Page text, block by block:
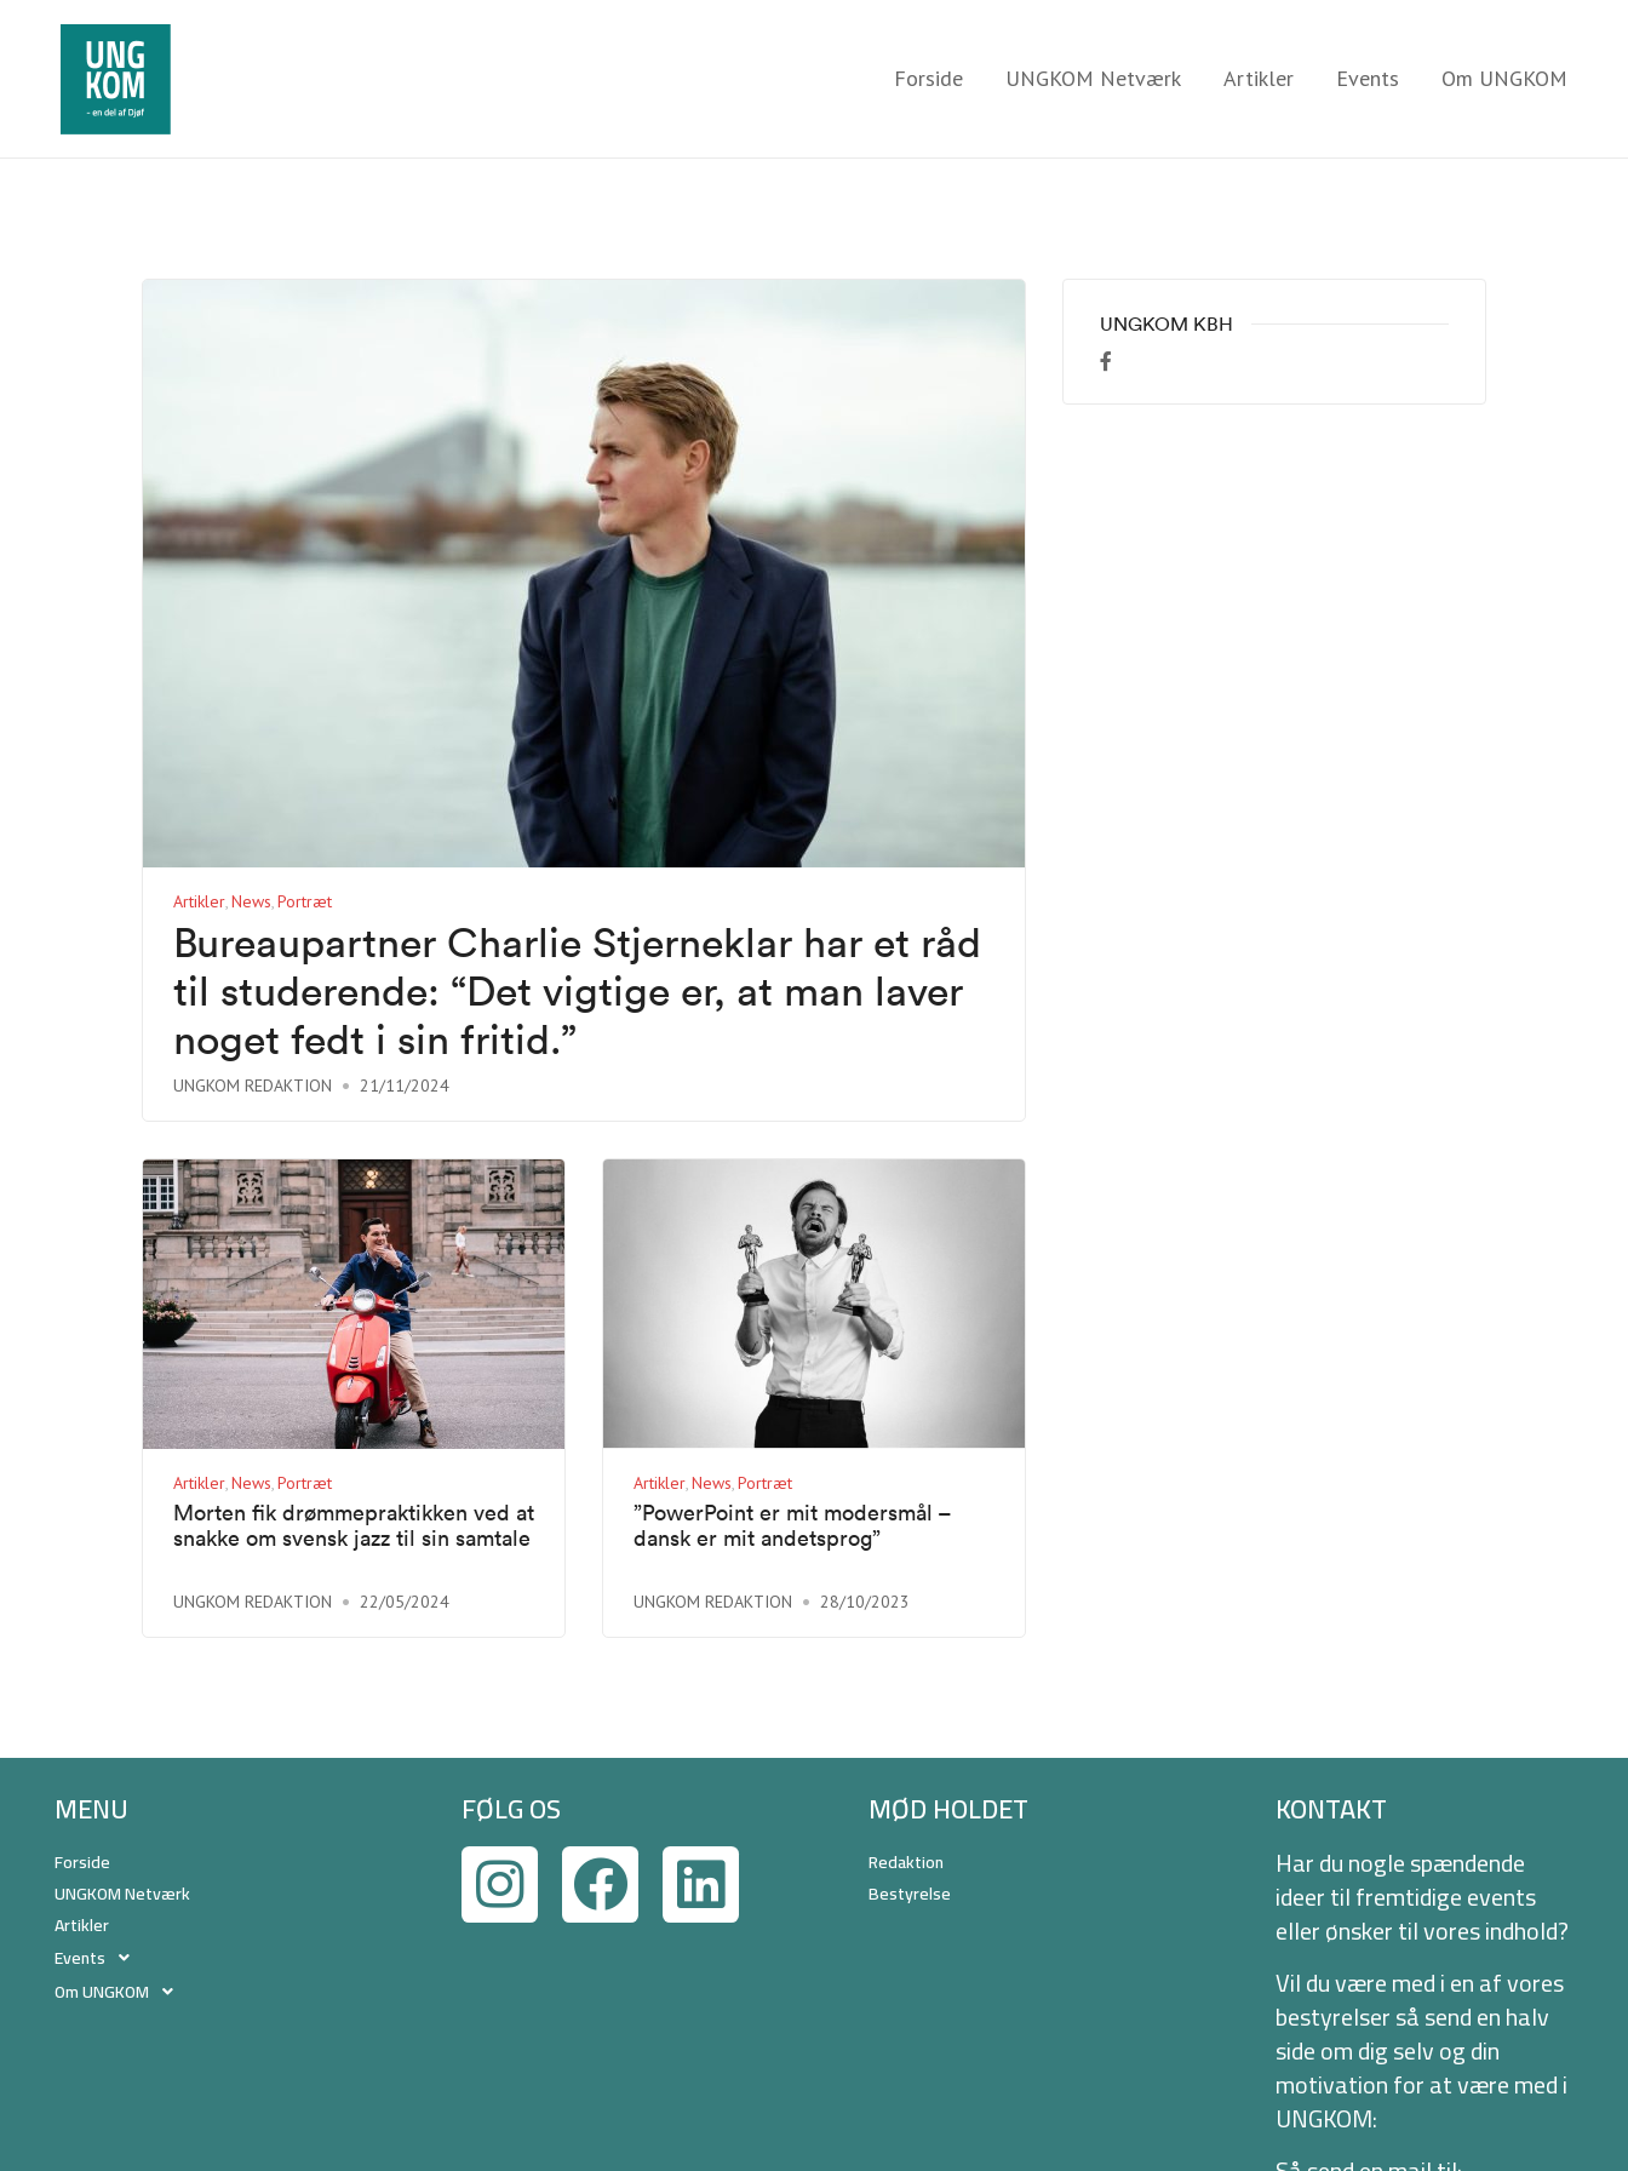
Forside UNGKOM Netværk Artikler Events Om UNGKOM
Artikler News Portræt
Bureaupartner Charlie Stjerneklar har et råd
til studerende: “Det vigtige er, at man laver
noget fedt i sin fritid.”
UNGKOM REDAKTION 21/11/2024
Artikler News Portræt
Morten fik drømmepraktikken ved at
snakke om svensk jazz til sin samtale
UNGKOM REDAKTION 22/05/2024
Artikler News Portræt
”PowerPoint er mit modersmål –
dansk er mit andetsprog”
UNGKOM REDAKTION 28/10/2023
UNGKOM KBH
MENU
Forside
UNGKOM Netværk
Artikler
Events
Om UNGKOM
FØLG OS MØD HOLDET
Redaktion
Bestyrelse
KONTAKT
Har du nogle spændende
ideer til fremtidige events
eller ønsker til vores indhold?
Vil du være med i en af vores
bestyrelser så send en halv
side om dig selv og din
motivation for at være med i
UNGKOM: